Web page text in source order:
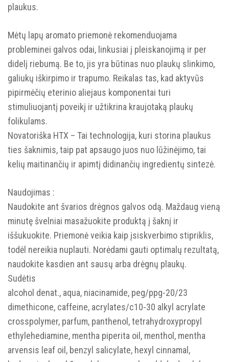
plaukus.
Mėtų lapų aromato priemonė rekomenduojama
probleminei galvos odai, linkusiai į pleiskanojimą ir per
didelį riebumą. Be to, jis yra būtinas nuo plaukų slinkimo,
galiukų iškirpimo ir trapumo. Reikalas tas, kad aktyvūs
pipirmėčių eterinio aliejaus komponentai turi
stimuliuojantį poveikį ir užtikrina kraujotaką plaukų
folikulams.
Novatoriška HTX – Tai technologija, kuri storina plaukus
ties šaknimis, taip pat apsaugo juos nuo lūžinėjimo, tai
kelių maitinančių ir apimtį didinančių ingredientų sintezė.
Naudojimas :
Naudokite ant švarios drėgnos galvos odą. Maždaug vieną
minutę švelniai masažuokite produktą į šaknį ir
iššukuokite. Priemonė veikia kaip įsiskverbimo stipriklis,
todėl nereikia nuplauti. Norėdami gauti optimalų rezultatą,
naudokite kasdien ant sausų arba drėgnų plaukų.
Sudėtis
alcohol denat., aqua, niacinamide, peg/ppg-20/23
dimethicone, caffeine, acrylates/c10-30 alkyl acrylate
crosspolymer, parfum, panthenol, tetrahydroxypropyl
ethylehediamine, mentha piperita oil, menthol, mentha
arvensis leaf oil, benzyl salicylate, hexyl cinnamal,
Daugiau informacijos apie tai, kaip tvarkome jūsų duomenis
rinkodaros komunikacijai, rasite mūsų Privatumo politikoje.
GAUTI 10% NUOLAIDĄ